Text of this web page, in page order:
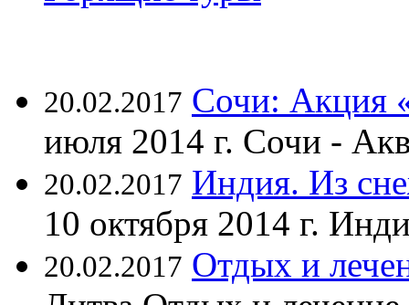
20.02.2017 Сочи: Акция
июля 2014 г. Сочи -
20.02.2017 Индия. Из
10 октября 2014 г.
20.02.2017 Отдых и